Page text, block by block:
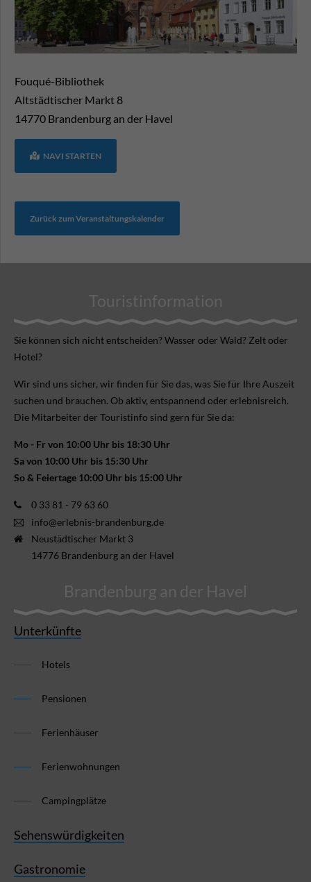
Fouqué-Bibliothek
Altstädtischer Markt 8
14770 Brandenburg an der Havel
NAVI STARTEN
Zurück zum Veranstaltungskalender
Touristinformation
Sie können sich nicht ent­scheiden? Wasser oder Wald? Zelt oder
Hotel?
Wir sind uns sicher, wir finden für Sie das, was Sie für Ihre Aus­zeit
suchen und brauchen. Ob aktiv, ent­spannend oder erlebnis­reich.
Die Mitarbeiter der Touristinfo sind gern für Sie da:
Mo - Fr von 10:00 Uhr bis 18:30 Uhr
Sa von 10:00 Uhr bis 15:30 Uhr
So & Feiertage 10:00 Uhr bis 15:00 Uhr
0 33 81 - 79 63 60
info@erlebnis-brandenburg.de
Neustädtischer Markt 3
14776 Brandenburg an der Havel
Brandenburg an der Havel
Unterkünfte
Hotels
Pensionen
Ferienhäuser
Ferienwohnungen
Campingplätze
Sehenswürdigkeiten
Gastronomie